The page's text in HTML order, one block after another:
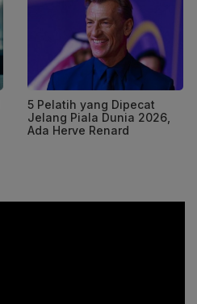
5 Pelatih yang Dipecat
Jelang Piala Dunia 2026,
Ada Herve Renard